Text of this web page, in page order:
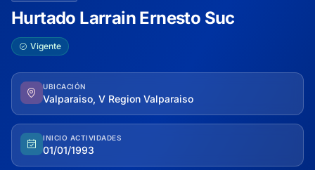
Hurtado Larrain Ernesto Suc
Vigente
UBICACIÓN
Valparaiso, V Region Valparaiso
INICIO ACTIVIDADES
01/01/1993